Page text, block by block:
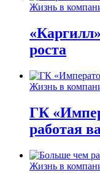
Жизнь в
роста
Жизнь в
ГК
работая
Жизнь в